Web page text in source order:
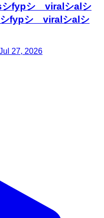
シfypシ゚viralシalシ
fypシ゚viralシalシ
27, 2026